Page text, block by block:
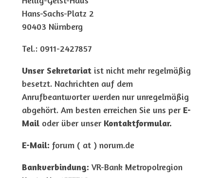
Hans-Sachs-Platz 2
90403 Nürnberg
Tel.: 0911-2427857
Unser Sekretariatist nicht mehr regelmäßig
besetzt. Nachrichten auf dem
Anrufbeantworter werden nur unregelmäßig
abgehört. Am besten erreichen Sie uns per E-
Mailoder über unser Kontaktformular.
E-Mail: forum ( at ) norum.de
Bankverbindung: VR-Bank Metropolregion